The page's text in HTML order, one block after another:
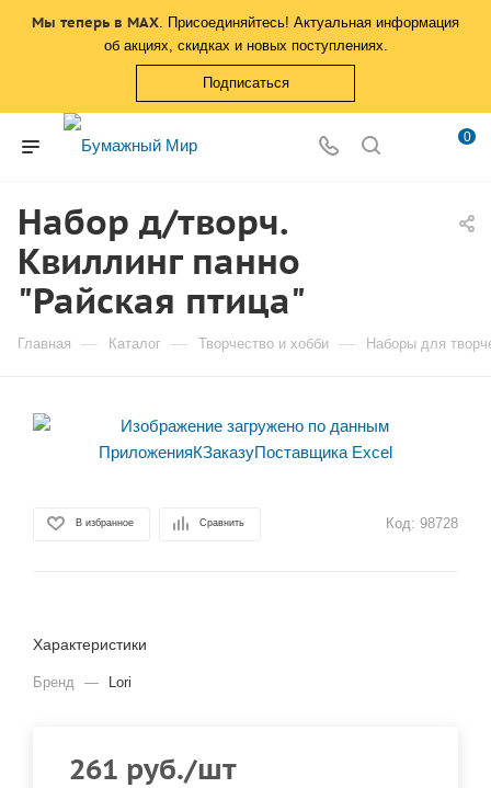
Мы теперь в MAX. Присоединяйтесь! Актуальная информация
об акциях, скидках и новых поступлениях.
Подписаться
0
Набор д/творч.
Квиллинг панно
"Райская птица"
Главная — Каталог — Творчество и хобби — Наборы для
В избранное Сравнить Код: 98728
Характеристики
Бренд — Lori
261 руб./шт